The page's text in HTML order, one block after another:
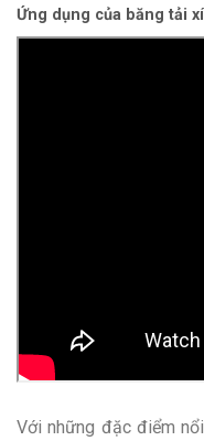
Ứng dụng của băng tải
Với những đặc điểm